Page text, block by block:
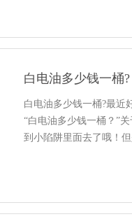
白电油多少钱一桶
白电油多少钱一桶?最近
“白电油多少钱一桶？”
到小陷阱里面去了哦！